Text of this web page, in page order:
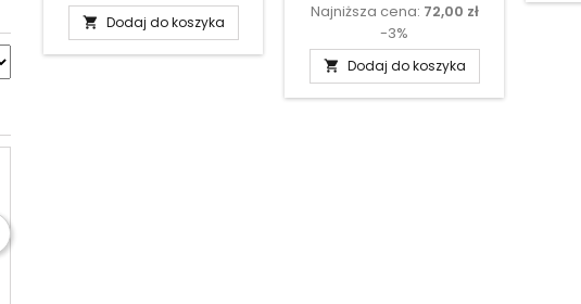
 Dodaj do koszyka
podstawowa
Najniższa cena: 72,00 zł
-3%
 Dodaj do koszyka